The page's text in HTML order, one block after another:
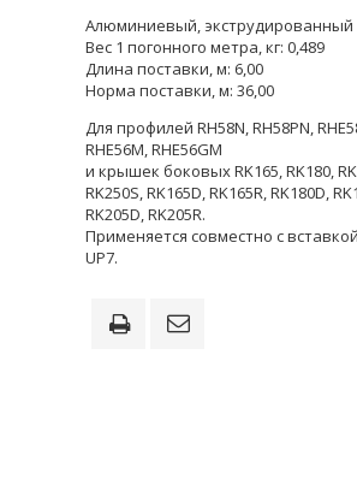
Алюминиевый, экструдированный
Вес 1 погонного метра, кг: 0,489
Длина поставки, м: 6,00
Норма поставки, м: 36,00
Для профилей RH58N, RH58PN,
RHE56M, RHE56GM
и крышек боковых RK165, RK180,
RK250S, RK165D, RK165R, RK180D,
RK205D, RK205R.
Применяется совместно с
UP7.